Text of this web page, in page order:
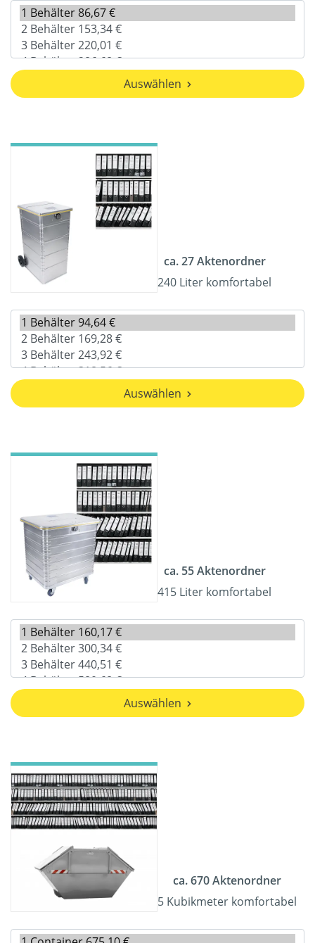
Auswählen
ca. 27 Aktenordner
240 Liter komfortabel
Auswählen
ca. 55 Aktenordner
415 Liter komfortabel
Auswählen
ca. 670 Aktenordner
5 Kubikmeter komfortabel